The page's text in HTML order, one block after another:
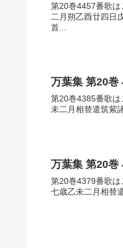
第20巻4457番歌
二月朔乙酉廿四日
首...
万葉集 第20巻
第20巻4385番歌
未二月相替遣筑紫
万葉集 第20巻
第20巻4379番歌
七歳乙未二月相替